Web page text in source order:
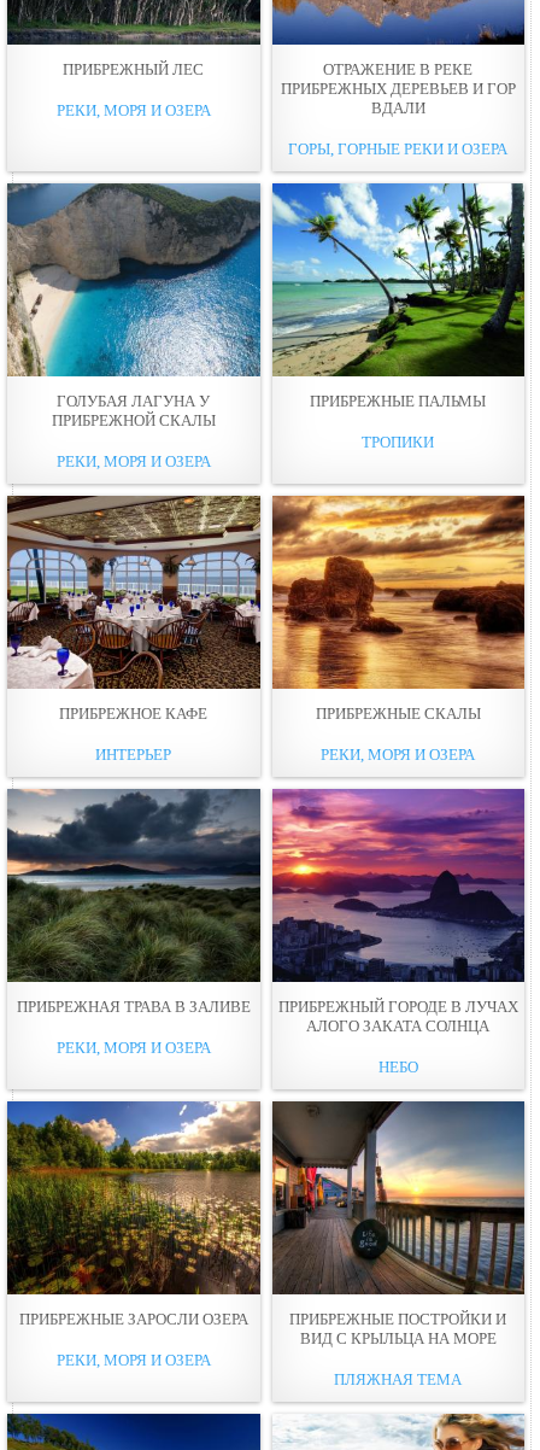
ПРИБРЕЖНЫЙ ЛЕС
РЕКИ, МОРЯ И ОЗЕРА
ОТРАЖЕНИЕ В РЕКЕ
ПРИБРЕЖНЫХ ДЕРЕВЬЕВ И ГОР
ВДАЛИ
ГОРЫ, ГОРНЫЕ РЕКИ И ОЗЕРА
ГОЛУБАЯ ЛАГУНА У
ПРИБРЕЖНОЙ СКАЛЫ
РЕКИ, МОРЯ И ОЗЕРА
ПРИБРЕЖНЫЕ ПАЛЬМЫ
ТРОПИКИ
ПРИБРЕЖНОЕ КАФЕ
ИНТЕРЬЕР
ПРИБРЕЖНЫЕ СКАЛЫ
РЕКИ, МОРЯ И ОЗЕРА
ПРИБРЕЖНАЯ ТРАВА В ЗАЛИВЕ
РЕКИ, МОРЯ И ОЗЕРА
ПРИБРЕЖНЫЙ ГОРОДЕ В ЛУЧАХ
АЛОГО ЗАКАТА СОЛНЦА
НЕБО
ПРИБРЕЖНЫЕ ЗАPОСЛИ ОЗЕРА
РЕКИ, МОРЯ И ОЗЕРА
ПРИБРЕЖНЫЕ ПОСТРОЙКИ И
ВИД С КРЫЛЬЦА НА МОРЕ
ПЛЯЖНАЯ ТЕМА